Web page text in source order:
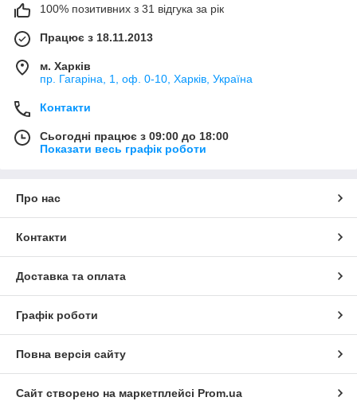
100% позитивних з 31 відгука за рік
Працює з 18.11.2013
м. Харків
пр. Гагаріна, 1, оф. 0-10, Харків, Україна
Контакти
Сьогодні працює з 09:00 до 18:00
Показати весь графік роботи
Про нас
Контакти
Доставка та оплата
Графік роботи
Повна версія сайту
Сайт створено на маркетплейсі Prom.ua